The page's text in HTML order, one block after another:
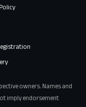
owners. Names and
imply endorsement